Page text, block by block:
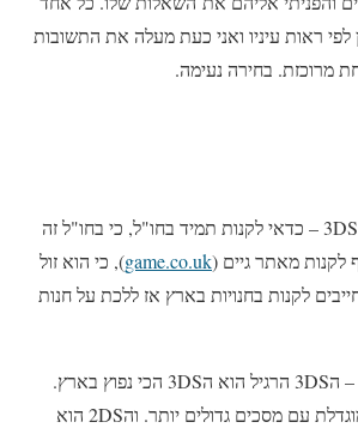
ראות עיניו ואני כעת מעלה את התשובות
מרוכזת. בחירה נעימה.
איפה הכי כדאי לקנות 3DS – כדאי לקנות תמיד בחו"ל, כי בחו"ל זה
לקנות מאתר גיים (game.co.uk), כי הוא זול
לקנות בחנויות בארץ אז ללכת על חנות
הסבר קצר על הדגמים – ה3DS הרגיל הוא ה3DS הכי נפוץ בארץ.
ה3DSXL הוא גרסה מוגדלת עם מסכים גדולים יותר. וה2DS הוא